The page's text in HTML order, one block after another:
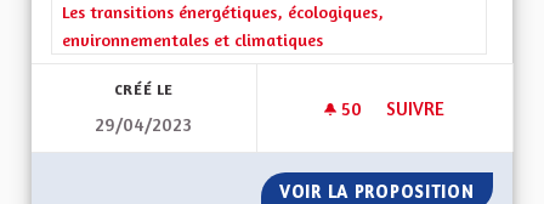
Filtrer les résultats de la catégorie : Les transitions
Les transitions énergétiques, écologiques,
environnementales et climatiques
CRÉÉ LE
29/04/2023
50 50 ABONNÉS
SUIVRE
VOIR LA PROPOSITION